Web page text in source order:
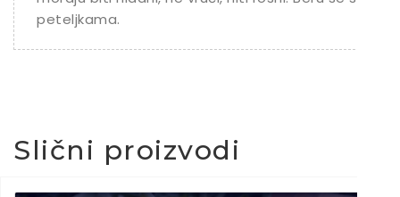
peteljkama.
Slični proizvodi